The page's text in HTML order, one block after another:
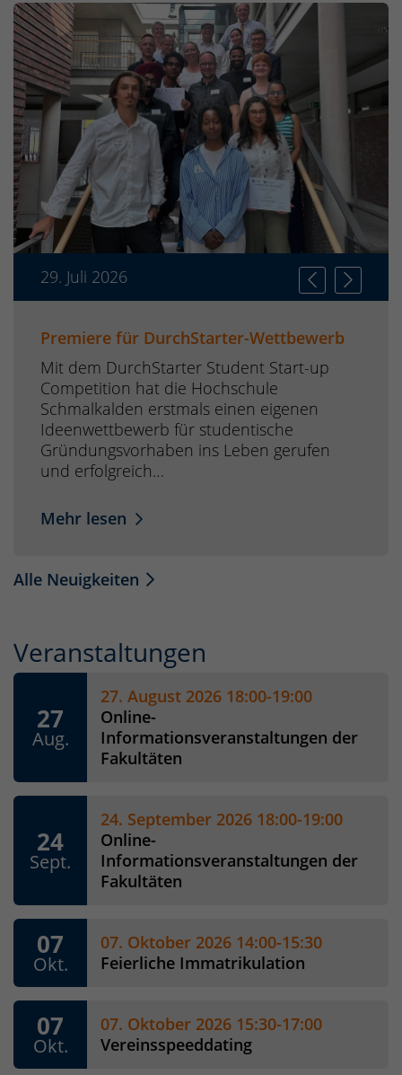
29. Juli 2026
Premiere für DurchStarter-Wettbewerb
Mit dem DurchStarter Student Start-up
Competition hat die Hochschule
Schmalkalden erstmals einen eigenen
Ideenwettbewerb für studentische
Gründungsvorhaben ins Leben gerufen
und erfolgreich…
Mehr lesen
Alle Neuigkeiten
Veranstaltungen
27
Aug.
27. August 2026 18:00-19:00
Online-
Informationsveranstaltungen der
Fakultäten
24
Sept.
24. September 2026 18:00-19:00
Online-
Informationsveranstaltungen der
Fakultäten
07
Okt.
07. Oktober 2026 14:00-15:30
Feierliche Immatrikulation
07
Okt.
07. Oktober 2026 15:30-17:00
Vereinsspeeddating